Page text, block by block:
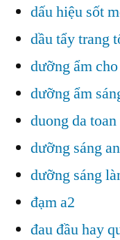
dấu hiệu sốt
dầu tẩy trang
dưỡng ẩm
dưỡng ẩm
duong da
dưỡng sáng
dưỡng sáng
đạm a2
đau đầu hay